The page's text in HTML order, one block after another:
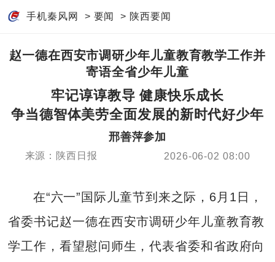
手机秦风网 > 要闻 > 陕西要闻
赵一德在西安市调研少年儿童教育教学工作并
寄语全省少年儿童
牢记谆谆教导 健康快乐成长
争当德智体美劳全面发展的新时代好少年
邢善萍参加
来源：陕西日报 2026-06-02 08:00
在“六一”国际儿童节到来之际，6月1日，
省委书记赵一德在西安市调研少年儿童教育教
学工作，看望慰问师生，代表省委和省政府向